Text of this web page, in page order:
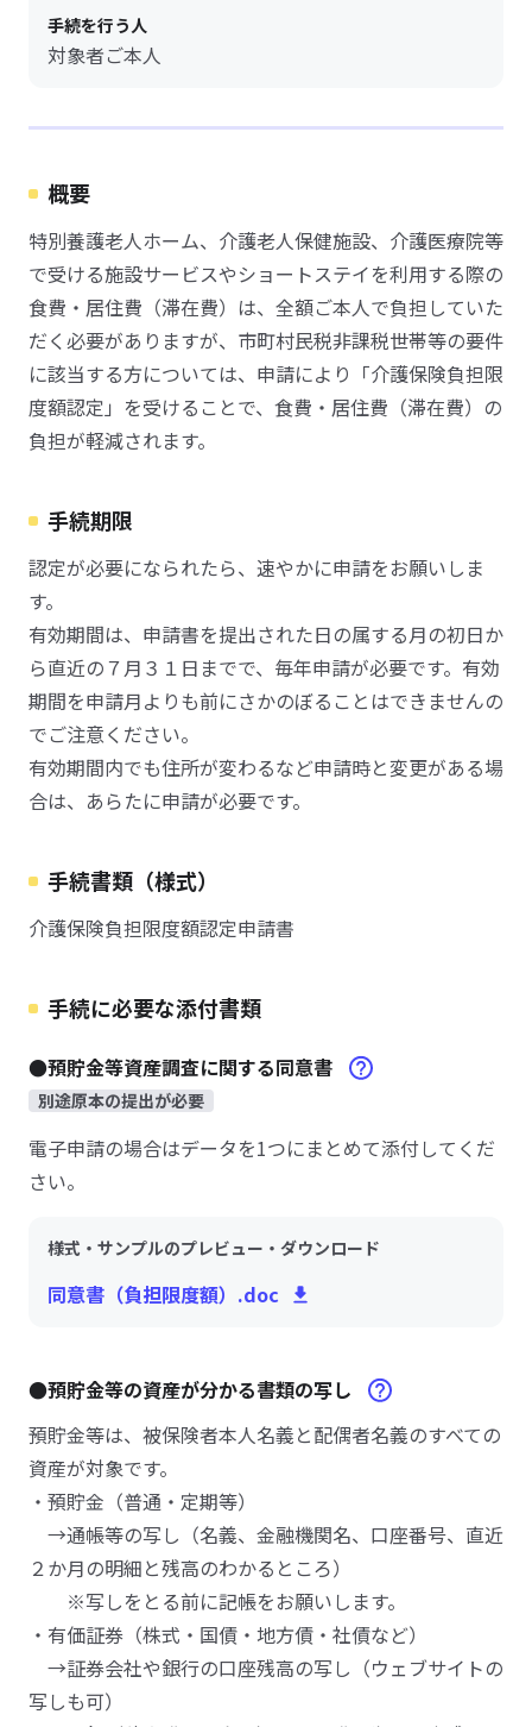
手続を行う人
対象者ご本人
概要
特別養護老人ホーム、介護老人保健施設、介護医療院等
で受ける施設サービスやショートステイを利用する際の
食費・居住費（滞在費）は、全額ご本人で負担していた
だく必要がありますが、市町村民税非課税世帯等の要件
に該当する方については、申請により「介護保険負担限
度額認定」を受けることで、食費・居住費（滞在費）の
負担が軽減されます。
手続期限
認定が必要になられたら、速やかに申請をお願いしま
す。
有効期間は、申請書を提出された日の属する月の初日か
ら直近の７月３１日までで、毎年申請が必要です。有効
期間を申請月よりも前にさかのぼることはできませんの
でご注意ください。
有効期間内でも住所が変わるなど申請時と変更がある場
合は、あらたに申請が必要です。
手続書類（様式）
介護保険負担限度額認定申請書
手続に必要な添付書類
●預貯金等資産調査に関する同意書
別途原本の提出が必要
電子申請の場合はデータを1つにまとめて添付してくだ
さい。
様式・サンプルのプレビュー・ダウンロード
同意書（負担限度額）.doc
●預貯金等の資産が分かる書類の写し
預貯金等は、被保険者本人名義と配偶者名義のすべての
資産が対象です。
・預貯金（普通・定期等）
→通帳等の写し（名義、金融機関名、口座番号、直近
２か月の明細と残高のわかるところ）
※写しをとる前に記帳をお願いします。
・有価証券（株式・国債・地方債・社債など）
→証券会社や銀行の口座残高の写し（ウェブサイトの
写しも可）